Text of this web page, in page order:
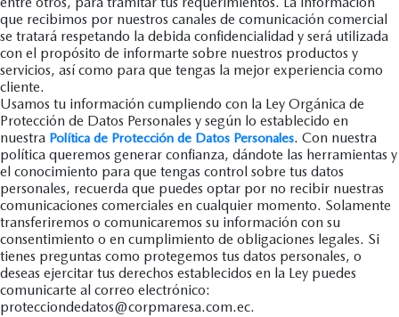
que recibimos por nuestros canales de comunicación comercial
se tratará respetando la debida confidencialidad y será utilizada
con el propósito de informarte sobre nuestros productos y
servicios, así como para que tengas la mejor experiencia como
cliente.
Usamos tu información cumpliendo con la Ley Orgánica de
Protección de Datos Personales y según lo establecido en
nuestra Política de Protección de Datos Personales. Con nuestra
política queremos generar confianza, dándote las herramientas y
el conocimiento para que tengas control sobre tus datos
personales, recuerda que puedes optar por no recibir nuestras
comunicaciones comerciales en cualquier momento. Solamente
transferiremos o comunicaremos su información con su
consentimiento o en cumplimiento de obligaciones legales. Si
tienes preguntas como protegemos tus datos personales, o
deseas ejercitar tus derechos establecidos en la Ley puedes
comunicarte al correo electrónico:
protecciondedatos@corpmaresa.com.ec.